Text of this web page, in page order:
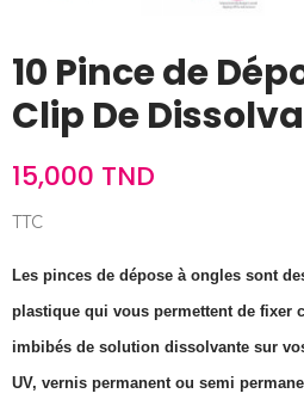
10 Pince de
Clip De
15,000 TND
TTC
Les pinces de dépose à ongles sont
plastique qui vous permettent de fixer
imbibés de solution dissolvante sur
UV, vernis permanent ou semi